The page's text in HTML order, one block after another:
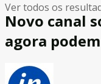
Ver todos os
Novo canal
agora